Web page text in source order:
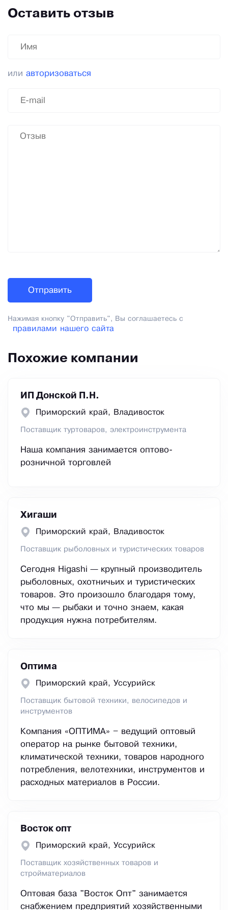
Оставить отзыв
или авторизоваться
Нажимая кнопку "Отправить", Вы соглашаетесь с
правилами нашего сайта
Похожие компании
ИП Донской П.Н.
Приморский край, Владивосток
Поставщик туртоваров, электроинструмента
Наша компания занимается оптово-
розничной торговлей
Хигаши
Приморский край, Владивосток
Поставщик рыболовных и туристических товаров
Сегодня Higashi — крупный производитель
рыболовных, охотничьих и туристических
товаров. Это произошло благодаря тому,
что мы — рыбаки и точно знаем, какая
продукция нужна потребителям.
Оптима
Приморский край, Уссурийск
Поставщик бытовой техники, велосипедов и
инструментов
Компания «ОПТИМА» – ведущий оптовый
оператор на рынке бытовой техники,
климатической техники, товаров народного
потребления, велотехники, инструментов и
расходных материалов в России.
Восток опт
Приморский край, Уссурийск
Поставщик хозяйственных товаров и
стройматериалов
Оптовая база "Восток Опт" занимается
снабжением предприятий хозяйственными